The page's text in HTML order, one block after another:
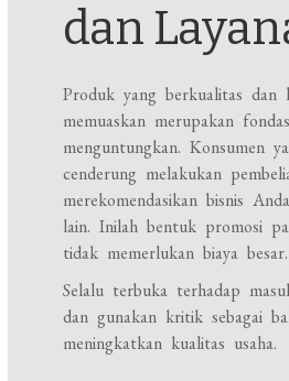
dan
Produk yang berkualitas dan
memuaskan merupakan
menguntungkan. Konsumen
cenderung melakukan
merekomendasikan bisnis
lain. Inilah bentuk promosi
tidak memerlukan biaya besar.
Selalu terbuka terhadap
dan gunakan kritik sebagai
meningkatkan kualitas usaha.